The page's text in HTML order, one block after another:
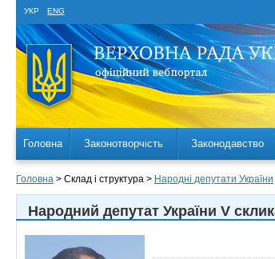
УКР ENG
Головна Законотворчість Законодавство
Головна > Склад і структура > Народні депутати України
Народний депутат України V